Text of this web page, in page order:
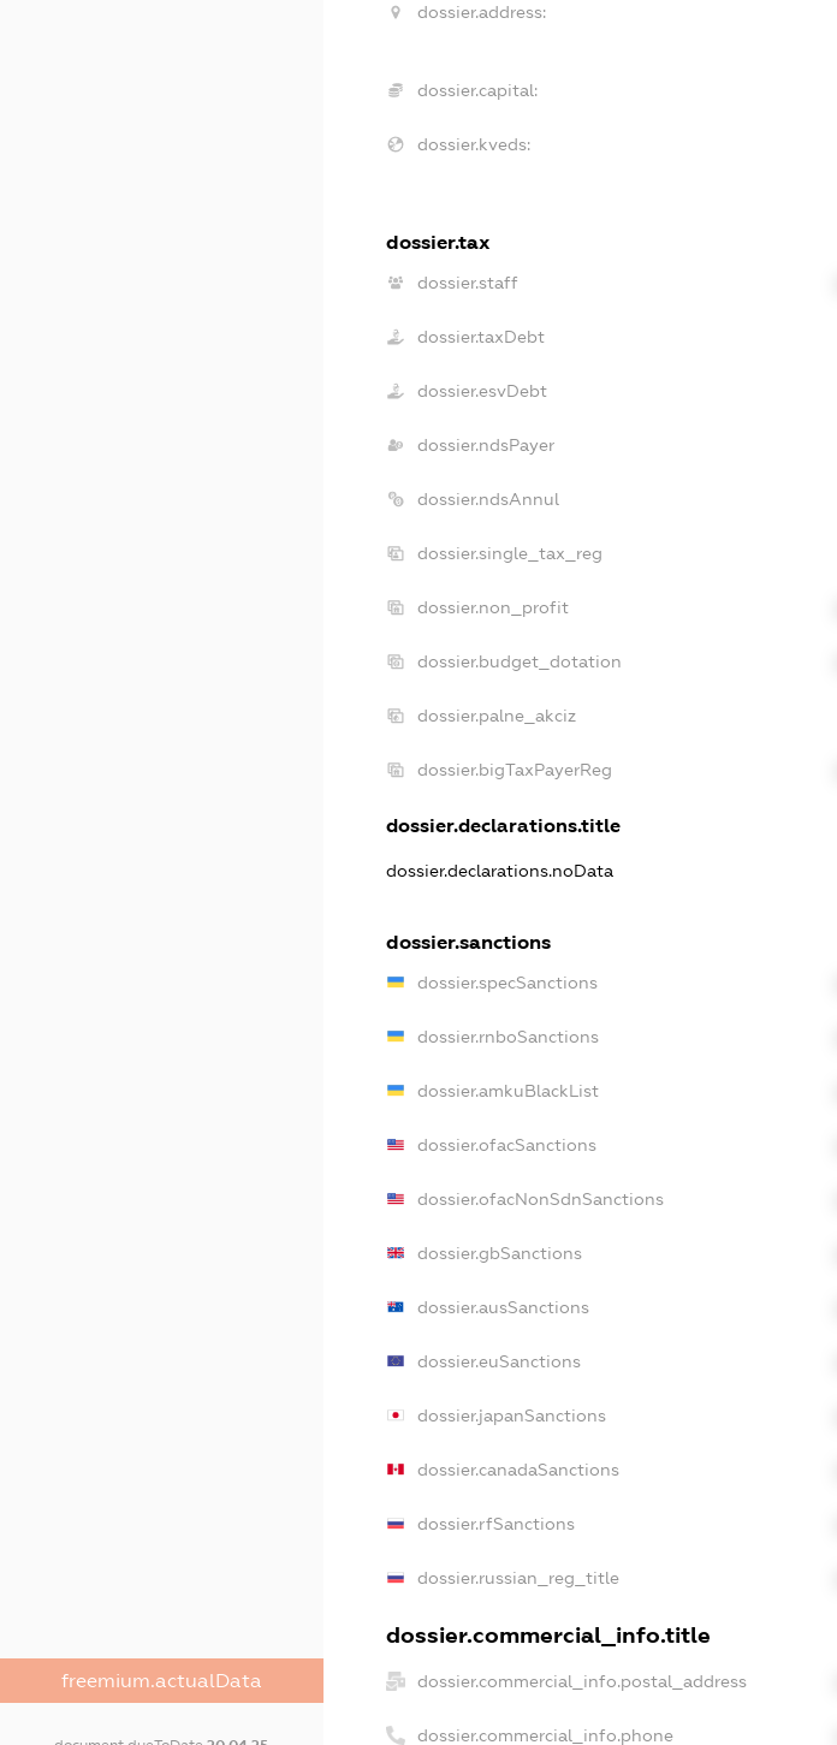
freemium.actualData
dossier.address:
dossier.capital:
dossier.kveds:
dossier.tax
dossier.staff
dossier.taxDebt
dossier.esvDebt
dossier.ndsPayer
dossier.ndsAnnul
dossier.single_tax_reg
dossier.non_profit
dossier.budget_dotation
dossier.palne_akciz
dossier.bigTaxPayerReg
dossier.declarations.title
dossier.declarations.noData
dossier.sanctions
dossier.specSanctions
dossier.rnboSanctions
dossier.amkuBlackList
dossier.ofacSanctions
dossier.ofacNonSdnSanctions
dossier.gbSanctions
dossier.ausSanctions
dossier.euSanctions
dossier.japanSanctions
dossier.canadaSanctions
dossier.rfSanctions
dossier.russian_reg_title
dossier.commercial_info.title
dossier.commercial_info.postal_address
dossier.commercial_info.phone